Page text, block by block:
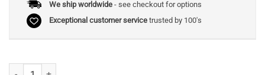
We ship worldwide- see checkout for options
Exceptional customer servicetrusted by 100's
Recommendations for best practices in data acquisition methods